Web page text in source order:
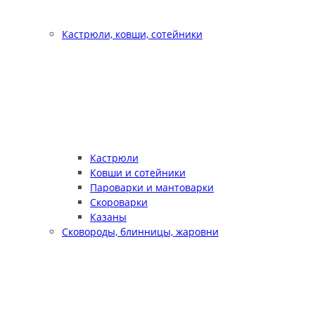
Кастрюли, ковши, сотейники
Кастрюли
Ковши и сотейники
Пароварки и мантоварки
Скороварки
Казаны
Сковороды, блинницы, жаровни